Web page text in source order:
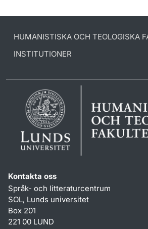
HUMANISTISKA OCH TEOLOGISKA
INSTITUTIONER
Kontakta oss
Språk- och litteraturcentrum
SOL, Lunds universitet
Box 201
221 00 LUND